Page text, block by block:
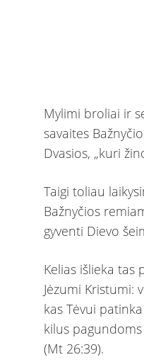
Mylimi broliai ir
savaites
Dvasios, „kuri
Taigi toliau
Bažnyčios
gyventi Dievo
Kelias išlieka tas
Jėzumi Kristumi:
kas Tėvui
kilus
(Mt 26:39).